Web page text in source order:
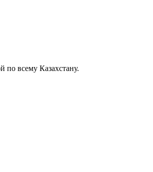
по всему Казахстану.